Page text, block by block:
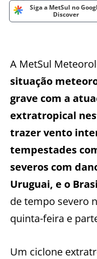
Siga a MetSul no
Discover
A MetSul
situação
grave com a
extratropical
trazer vento
tempestades
severos com
Uruguai, e o
de tempo severo
quinta-feira e
Um ciclone